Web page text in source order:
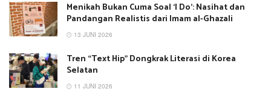
Menikah Bukan Cuma Soal ‘I Do’: Nasihat dan
Pandangan Realistis dari Imam al-Ghazali
13 JUNI 2026
Tren “Text Hip” Dongkrak Literasi di Korea
Selatan
11 JUNI 2026